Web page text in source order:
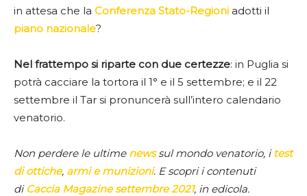
in attesa che la Conferenza Stato-Regioni adotti il
piano nazionale?
Nel frattempo si riparte con due certezze: in Puglia si
potrà cacciare la tortora il 1° e il 5 settembre; e il 22
settembre il Tar si pronuncerà sull’intero calendario
venatorio.
Non perdere le ultime newssul mondo venatorio, i test
di ottiche, armi e munizioni. E scopri i contenuti
di Caccia Magazine settembre 2021, in edicola.